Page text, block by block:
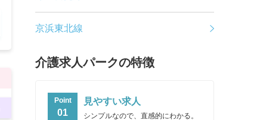
京浜東北線
介護求人パークの特徴
Point
01
見やすい求人
シンプルなので、直感的にわかる。